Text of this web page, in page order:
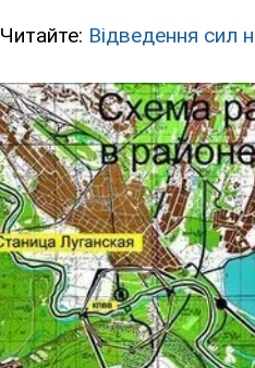
Читайте: Відведення сил